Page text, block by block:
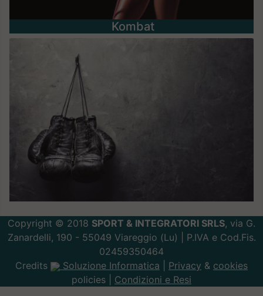
Kombat
Copyright © 2018 SPORT & INTEGRATORI SRLS, via G.
Zanardelli, 190 - 55049 Viareggio (Lu) | P.IVA e Cod.Fis.
02459350464
Credits
Soluzione Informatica Privacy & cookies
policies | Condizioni e Resi